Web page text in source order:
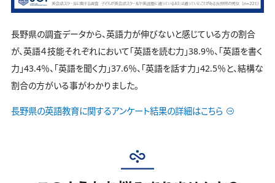
長野県の調査データから、英語力が伸びないと感じている方の割合
が、英語４技能それぞれにおいて「英語を読む力」38.9％、「英語を書く
力」43.4％、「英語を聞く力」37.6％、「英語を話す力」42.5％と、結構な
割合の方がいる事がわかりました。
長野県の英語教育に関するアンケート結果の詳細はこちら